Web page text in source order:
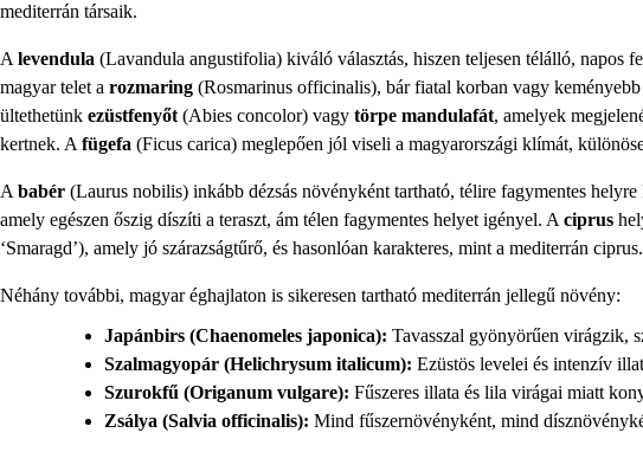
mediterrán társaik.
A levendula (Lavandula angustifolia) kiváló választás, hiszen teljesen télálló, napos
magyar telet a rozmaring (Rosmarinus officinalis), bár fiatal korban vagy
ültethetünk ezüstfenyőt (Abies concolor) vagy törpe mandulafát, amelyek
kertnek. A fügefa (Ficus carica) meglepően jól viseli a magyarországi klímát,
A babér (Laurus nobilis) inkább dézsás növényként tartható, télire fagymentes
amely egészen őszig díszíti a teraszt, ám télen fagymentes helyet igényel. A ciprus
‘Smaragd’), amely jó szárazságtűrő, és hasonlóan karakteres, mint a mediterrán ciprus.
Néhány további, magyar éghajlaton is sikeresen tartható mediterrán jellegű növény:
Japánbirs (Chaenomeles japonica): Tavasszal gyönyörűen virágzik,
Szalmagyopár (Helichrysum italicum): Ezüstös levelei és intenzív
Szurokfű (Origanum vulgare): Fűszeres illata és lila virágai miatt
Zsálya (Salvia officinalis): Mind fűszernövényként, mind